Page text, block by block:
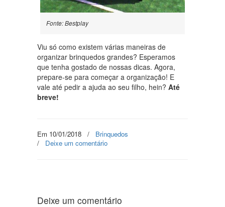
Fonte: Bestplay
Viu só como existem várias maneiras de
organizar brinquedos grandes? Esperamos
que tenha gostado de nossas dicas. Agora,
prepare-se para começar a organização! E
vale até pedir a ajuda ao seu filho, hein? Até
breve!
Em 10/01/2018 /
Brinquedos
/ Deixe um comentário
Deixe um comentário